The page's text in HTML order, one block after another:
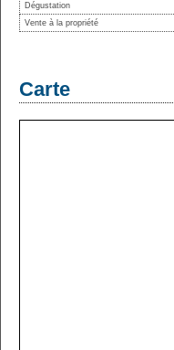
Dégustation
Vente à la propriété
Carte